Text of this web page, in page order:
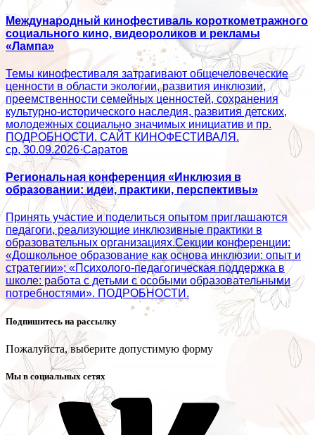
Международный кинофестиваль короткометражного
социального кино, видеороликов и рекламы
«Лампа»
Темы кинофестиваля затрагивают общечеловеческие
ценности в области экологии, развития инклюзии,
преемственности семейных ценностей, сохранения
культурно-исторического наследия, развития детских,
молодежных социально значимых инициатив и пр.
ПОДРОБНОСТИ. САЙТ КИНОФЕСТИВАЛЯ.
ср, 30.09.2026·Саратов
Региональная конференция «Инклюзия в
образовании: идеи, практики, перспективы»
Принять участие и поделиться опытом приглашаются
педагоги, реализующие инклюзивные практики в
образовательных организациях.Секции конференции:
«Дошкольное образование как основа инклюзии: опыт и
стратегии»; «Психолого‑педагогическая поддержка в
школе: работа с детьми с особыми образовательными
потребностями». ПОДРОБНОСТИ.
Подпишитесь на рассылку
Пожалуйста, выберите допустимую форму
Мы в социальных сетях